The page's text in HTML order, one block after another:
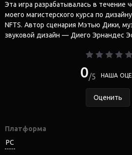
Эта игра разрабатывалась в течение
моего магистерского курса по
NFTS. Автор сценария Мэтью Дики,
звуковой дизайн — Диего Эрнандес
0 5 НАША
Оценить
Платформа
PC